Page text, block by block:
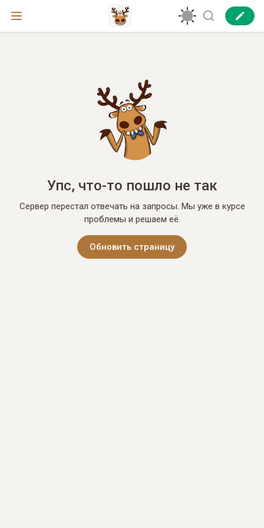
Упс, что-то пошло не так
Сервер перестал отвечать на запросы. Мы уже в курсе
проблемы и решаем её.
Обновить страницу